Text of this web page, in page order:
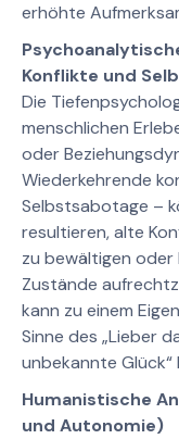
erhöhte
Konflikte und
Die
menschlichen
oder
Wiederkehrende
Selbstsabotage –
resultieren, alte
zu bewältigen
Zustände
kann zu einem
Sinne des „Lieber
unbekannte
Humanistische
und Autonomie)